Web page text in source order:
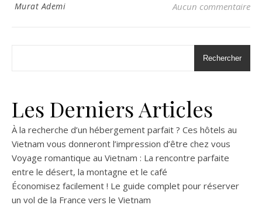
Murat Ademi Aucun commentaire
Rechercher
Les Derniers Articles
À la recherche d’un hébergement parfait ? Ces hôtels au
Vietnam vous donneront l’impression d’être chez vous
Voyage romantique au Vietnam : La rencontre parfaite
entre le désert, la montagne et le café
Économisez facilement ! Le guide complet pour réserver
un vol de la France vers le Vietnam